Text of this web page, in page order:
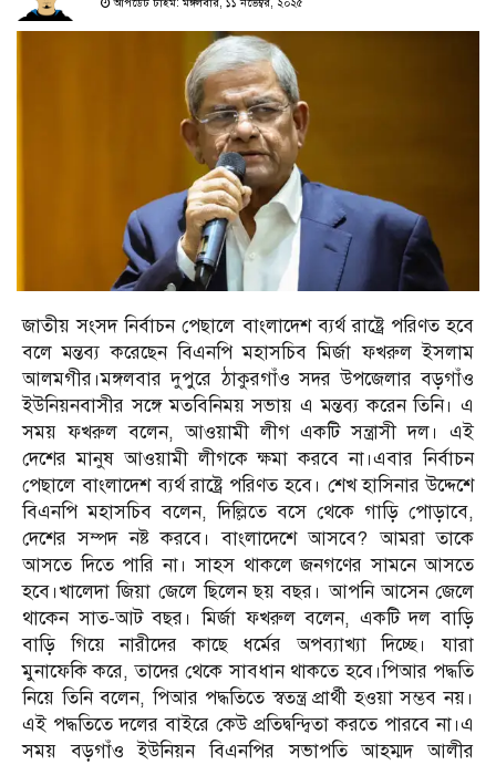
আপডেট টাইম: মঙ্গলবার, ১১ নভেম্বর, ২০২৫
জাতীয় সংসদ নির্বাচন পেছালে বাংলাদেশ ব্যর্থ রাষ্ট্রে পরিণত হবে
বলে মন্তব্য করেছেন বিএনপি মহাসচিব মির্জা ফখরুল ইসলাম
আলমগীর।মঙ্গলবার দুপুরে ঠাকুরগাঁও সদর উপজেলার বড়গাঁও
ইউনিয়নবাসীর সঙ্গে মতবিনিময় সভায় এ মন্তব্য করেন তিনি। এ
সময় ফখরুল বলেন, আওয়ামী লীগ একটি সন্ত্রাসী দল। এই
দেশের মানুষ আওয়ামী লীগকে ক্ষমা করবে না।এবার নির্বাচন
পেছালে বাংলাদেশ ব্যর্থ রাষ্ট্রে পরিণত হবে। শেখ হাসিনার উদ্দেশে
বিএনপি মহাসচিব বলেন, দিল্লিতে বসে থেকে গাড়ি পোড়াবে,
দেশের সম্পদ নষ্ট করবে। বাংলাদেশে আসবে? আমরা তাকে
আসতে দিতে পারি না। সাহস থাকলে জনগণের সামনে আসতে
হবে।খালেদা জিয়া জেলে ছিলেন ছয় বছর। আপনি আসেন জেলে
থাকেন সাত-আট বছর। মির্জা ফখরুল বলেন, একটি দল বাড়ি
বাড়ি গিয়ে নারীদের কাছে ধর্মের অপব্যাখ্যা দিচ্ছে। যারা
মুনাফেকি করে, তাদের থেকে সাবধান থাকতে হবে।পিআর পদ্ধতি
নিয়ে তিনি বলেন, পিআর পদ্ধতিতে স্বতন্ত্র প্রার্থী হওয়া সম্ভব নয়।
এই পদ্ধতিতে দলের বাইরে কেউ প্রতিদ্বন্দ্বিতা করতে পারবে না।এ
সময় বড়গাঁও ইউনিয়ন বিএনপির সভাপতি আহম্মদ আলীর